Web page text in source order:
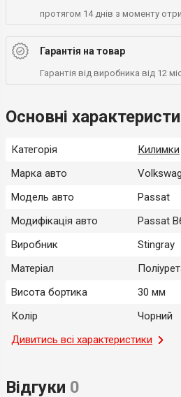
протягом 14 днів з моменту
Гарантія на товар
Гарантія від виробника від 12
Основні
Категорія
Килимки
Марка авто
Модель авто
Passat
Модифікація авто
Passat
Виробник
Stingray
Матеріал
Висота бортика
30 мм
Колір
Чорний
Місце застосування
Салон
Країна-виробник
Дивитись всі характеристики
Відгуки 0